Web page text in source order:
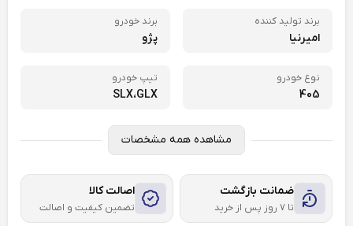
برند تولید کننده
امیرنیا
برند خودرو
پژو
نوع خودرو
405
تیپ خودرو
GLX، SLX
مشاهده همه مشخصات
ضمانت بازگشت
تا ۷ روز پس از خرید
اصالت کالا
تضمین کیفیت و اصالت